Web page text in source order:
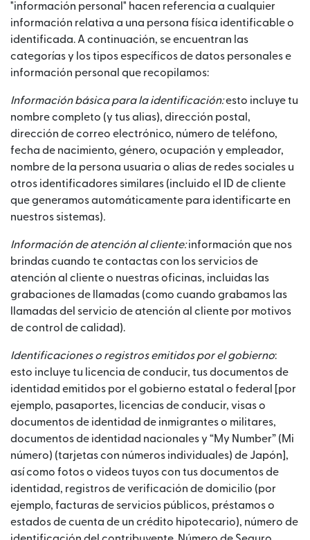
"información personal" hacen referencia a cualquier
información relativa a una persona física identificable o
identificada. A continuación, se encuentran las
categorías y los tipos específicos de datos personales e
información personal que recopilamos:
Información básica para la identificación:esto incluye tu
nombre completo (y tus alias), dirección postal,
dirección de correo electrónico, número de teléfono,
fecha de nacimiento, género, ocupación y empleador,
nombre de la persona usuaria o alias de redes sociales u
otros identificadores similares (incluido el ID de cliente
que generamos automáticamente para identificarte en
nuestros sistemas).
Información de atención al cliente:información que nos
brindas cuando te contactas con los servicios de
atención al cliente o nuestras oficinas, incluidas las
grabaciones de llamadas (como cuando grabamos las
llamadas del servicio de atención al cliente por motivos
de control de calidad).
Identificaciones o registros emitidos por el gobierno:
esto incluye tu licencia de conducir, tus documentos de
identidad emitidos por el gobierno estatal o federal [por
ejemplo, pasaportes, licencias de conducir, visas o
documentos de identidad de inmigrantes o militares,
documentos de identidad nacionales y “My Number” (Mi
número) (tarjetas con números individuales) de Japón],
así como fotos o videos tuyos con tus documentos de
identidad, registros de verificación de domicilio (por
ejemplo, facturas de servicios públicos, préstamos o
estados de cuenta de un crédito hipotecario), número de